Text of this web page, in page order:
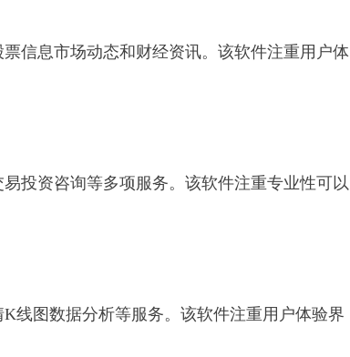
信息市场动态和财经资讯。该软件注重用户体
投资咨询等多项服务。该软件注重专业性可以
线图数据分析等服务。该软件注重用户体验界